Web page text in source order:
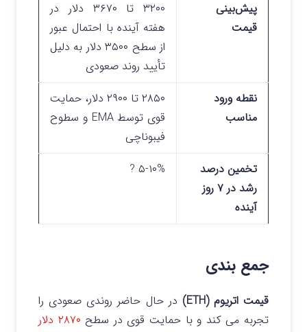
پیش‌بینی
قیمت
۳۲۰۰ تا ۳۶۷۰ دلار در
هفته آینده با احتمال عبور
از سطح ۳۵۰۰ دلار به دلیل
تأیید روند صعودی
نقطه ورود
مناسب
۲۸۵۰ تا ۲۹۰۰ دلار، حمایت
قوی توسط EMA و سطوح
فیبوناچی
تخمین درصد
رشد در ۷ روز
آینده
۵-۱۰% ?
جمع بندی
قیمت اتریوم (ETH)
در حال حاضر روندی صعودی را
تجربه می‌ کند و با حمایت قوی در سطح ۲۸۷۰ دلار